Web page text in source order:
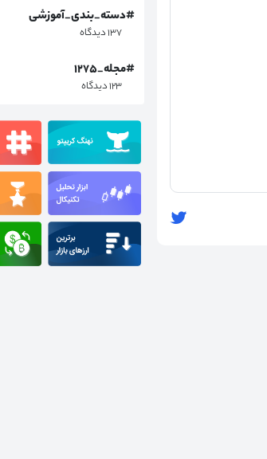
#دسته_بندی_آموزشی
۱۳۷ دیدگاه
#مجله_۱۲۷۵
۱۲۳ دیدگاه